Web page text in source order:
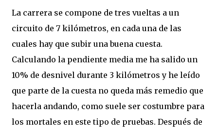
La carrera se compone de tres vueltas a un
circuito de 7 kilómetros, en cada una de las
cuales hay que subir una buena cuesta.
Calculando la pendiente media me ha salido un
10% de desnivel durante 3 kilómetros y he leído
que parte de la cuesta no queda más remedio que
hacerla andando, como suele ser costumbre para
los mortales en este tipo de pruebas. Después de